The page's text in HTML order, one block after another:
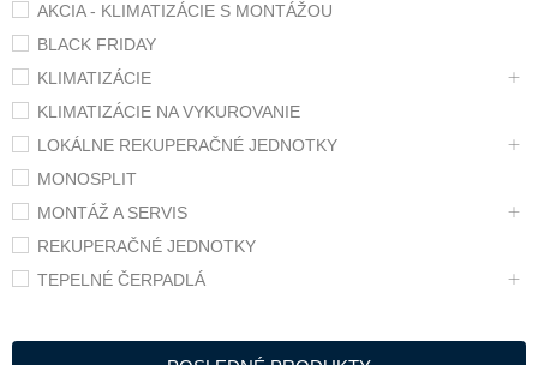
AKCIA - KLIMATIZÁCIE S MONTÁŽOU
BLACK FRIDAY
KLIMATIZÁCIE
KLIMATIZÁCIE NA VYKUROVANIE
LOKÁLNE REKUPERAČNÉ JEDNOTKY
MONOSPLIT
MONTÁŽ A SERVIS
REKUPERAČNÉ JEDNOTKY
TEPELNÉ ČERPADLÁ